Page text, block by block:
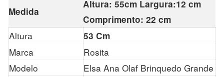
Medida
Altura: 55cm Largura:12 cm
Comprimento: 22 cm
Altura 53 Cm
Marca
Rosita
Modelo
Elsa Ana Olaf Brinquedo Grande